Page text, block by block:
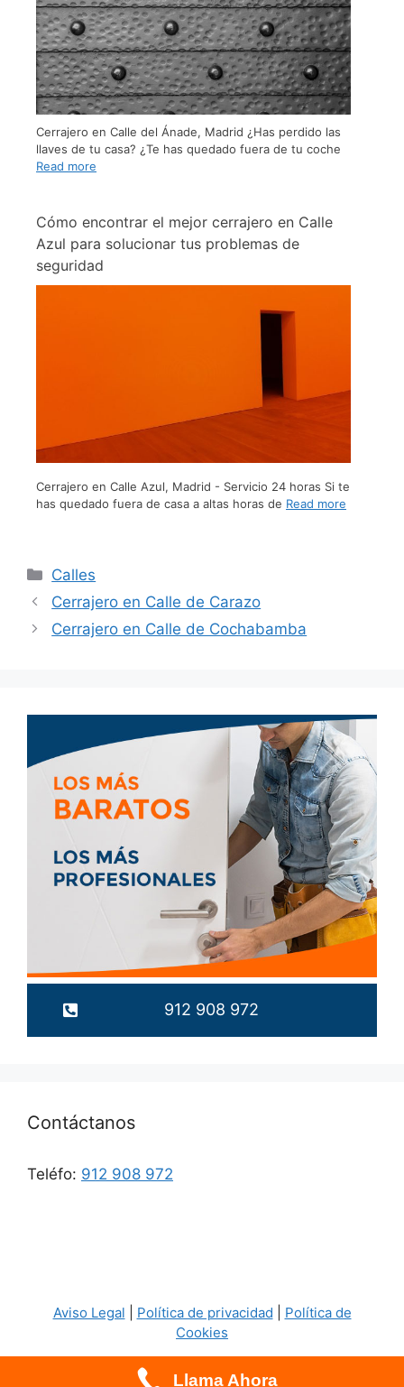
Cerrajero en Calle del Ánade, Madrid ¿Has perdido las
llaves de tu casa? ¿Te has quedado fuera de tu coche
Read more
Cómo encontrar el mejor cerrajero en Calle
Azul para solucionar tus problemas de
seguridad
Cerrajero en Calle Azul, Madrid - Servicio 24 horas Si te
has quedado fuera de casa a altas horas de Read more
Calles
Cerrajero en Calle de Carazo
Cerrajero en Calle de Cochabamba
912 908 972
Contáctanos
Teléfo: 912 908 972
Aviso Legal Política de privacidad
Política de
Cookies
Llama Ahora